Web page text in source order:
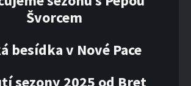
Švorcem
besídka v Nové Pace
sezony 2025 od Bret